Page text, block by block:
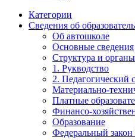
Категории
Сведения об
Об автошколе
Основные сведения
Структура и
1. Рукводство
2. Педагогический
Материально-
Платные
Финансо-
Образование
Федеральный